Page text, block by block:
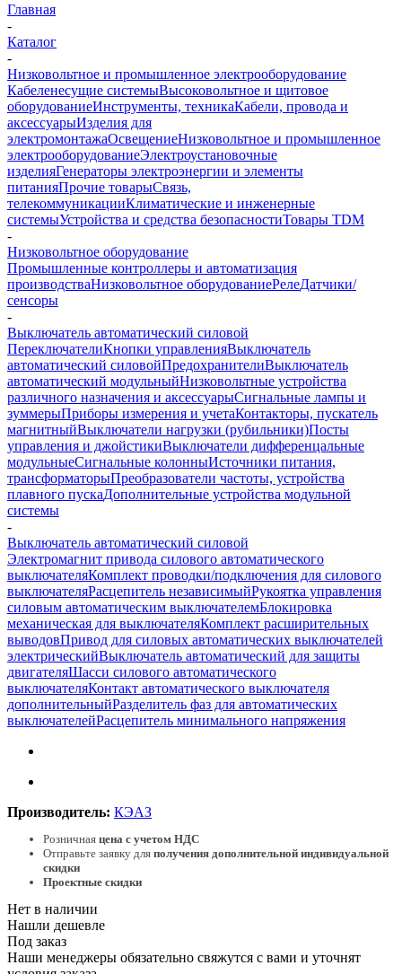
Главная
-
Каталог
-
Низковольтное и промышленное электрооборудование
Кабеленесущие системыВысоковольтное и щитовое
оборудованиеИнструменты, техникаКабели, провода и
аксессуарыИзделия для
электромонтажаОсвещениеНизковольтное и промышленное
электрооборудованиеЭлектроустановочные
изделияГенераторы электроэнергии и элементы
питанияПрочие товарыСвязь,
телекоммуникацииКлиматические и инженерные
системыУстройства и средства безопасностиТовары TDM
-
Низковольтное оборудование
Промышленные контроллеры и автоматизация
производстваНизковольтное оборудованиеРелеДатчики/
сенсоры
-
Выключатель автоматический силовой
ПереключателиКнопки управленияВыключатель
автоматический силовойПредохранителиВыключатель
автоматический модульныйНизковольтные устройства
различного назначения и аксессуарыСигнальные лампы и
зуммерыПриборы измерения и учетаКонтакторы, пускатель
магнитныйВыключатели нагрузки (рубильники)Посты
управления и джойстикиВыключатели дифференцальные
модульныеСигнальные колонныИсточники питания,
трансформаторыПреобразователи частоты, устройства
плавного пускаДополнительные устройства модульной
системы
-
Выключатель автоматический силовой
Электромагнит привода силового автоматического
выключателяКомплект проводки/подключения для силового
выключателяРасцепитель независимыйРукоятка управления
силовым автоматическим выключателемБлокировка
механическая для выключателяКомплект расширительных
выводовПривод для силовых автоматических выключателей
электрическийВыключатель автоматический для защиты
двигателяШасси силового автоматического
выключателяКонтакт автоматического выключателя
дополнительныйРазделитель фаз для автоматических
выключателейРасцепитель минимального напряжения
Производитель: КЭАЗ
Розничная цена с учетом НДС
Отправьте заявку для получения дополнительной индивидуальной
скидки
Проектные скидки
Нет в наличии
Нашли дешевле
Под заказ
Наши менеджеры обязательно свяжутся с вами и уточнят